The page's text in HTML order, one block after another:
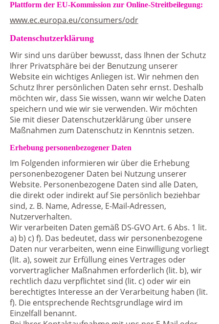
Plattform der EU-Kommission zur Online-Streitbeilegung:
www.ec.europa.eu/consumers/odr
Datenschutz­erklärung
Wir sind uns darüber bewusst, dass Ihnen der Schutz
Ihrer Privatsphäre bei der Benutzung unserer
Website ein wichtiges Anliegen ist. Wir nehmen den
Schutz Ihrer persönlichen Daten sehr ernst. Deshalb
möchten wir, dass Sie wissen, wann wir welche Daten
speichern und wie wir sie verwenden. Wir möchten
Sie mit dieser Datenschutzerklärung über unsere
Maßnahmen zum Datenschutz in Kenntnis setzen.
Erhebung personenbezogener Daten
Im Folgenden informieren wir über die Erhebung
personenbezogener Daten bei Nutzung unserer
Website. Personenbezogene Daten sind alle Daten,
die direkt oder indirekt auf Sie persönlich beziehbar
sind, z. B. Name, Adresse, E-Mail-Adressen,
Nutzerverhalten.
Wir verarbeiten Daten gemäß DS-GVO Art. 6 Abs. 1 lit.
a) b) c) f). Das bedeutet, dass wir personenbezogene
Daten nur verarbeiten, wenn eine Einwilligung vorliegt
(lit. a), soweit zur Erfüllung eines Vertrages oder
vorvertraglicher Maßnahmen erforderlich (lit. b), wir
rechtlich dazu verpflichtet sind (lit. c) oder wir ein
berechtigtes Interesse an der Verarbeitung haben (lit.
f). Die entsprechende Rechtsgrundlage wird im
Einzelfall benannt.